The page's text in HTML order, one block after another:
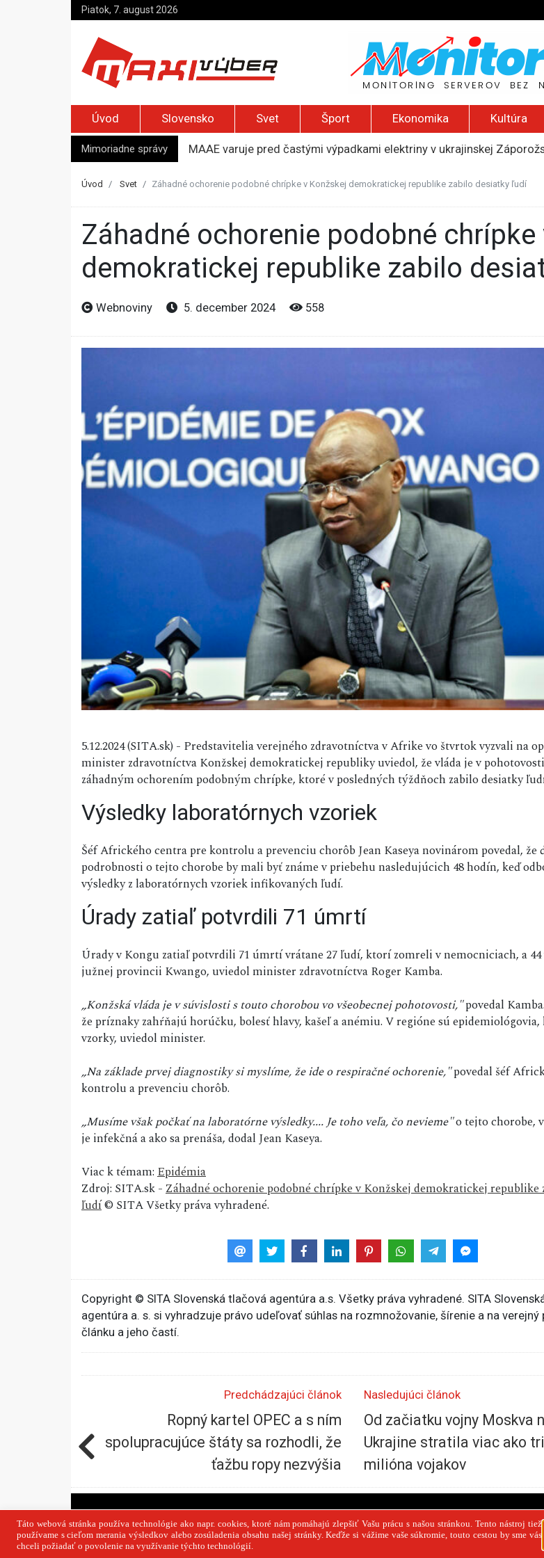
Piatok, 7. august 2026
Úvod Slovensko Svet Šport Ekonomika Kultúra
Mimoriadne správy
MAAE varuje pred častými výpadkami elektriny v ukrajinskej
Jemenskí Húsíovia spustili raketové a dronové útoky, zabili najmenej
Úvod Svet Záhadné ochorenie podobné chrípke v Konžskej demokratickej republike zabilo desiatky ľudí
Záhadné ochorenie podobné chrípke v Konžskej
demokratickej republike zabilo
Webnoviny 5. december 2024 558
5.12.2024 (SITA.sk) - Predstavitelia verejného zdravotníctva v Afrike vo štvrtok vyzvali na
minister zdravotníctva Konžskej demokratickej republiky uviedol, že vláda je v
záhadným ochorením podobným chrípke, ktoré v posledných týždňoch zabilo desiatky
Výsledky laboratórnych vzoriek
Šéf Afrického centra pre kontrolu a prevenciu chorôb Jean Kaseya novinárom povedal, že
podrobnosti o tejto chorobe by mali byť známe v priebehu nasledujúcich 48 hodín, keď
výsledky z laboratórnych vzoriek infikovaných ľudí.
Úrady zatiaľ potvrdili 71 úmrtí
Úrady v Kongu zatiaľ potvrdili 71 úmrtí vrátane 27 ľudí, ktorí zomreli v nemocniciach, a
južnej provincii Kwango, uviedol minister zdravotníctva Roger Kamba.
„Konžská vláda je v súvislosti s touto chorobou vo všeobecnej pohotovosti,"povedal
že príznaky zahŕňajú horúčku, bolesť hlavy, kašeľ a anémiu. V regióne sú
vzorky, uviedol minister.
„Na základe prvej diagnostiky si myslíme, že ide o respiračné ochorenie,"povedal šéf
kontrolu a prevenciu chorôb.
„Musíme však počkať na laboratórne výsledky.... Je toho veľa, čo nevieme"o tejto chorobe,
je infekčná a ako sa prenáša, dodal Jean Kaseya.
Viac k témam:Epidémia
Zdroj: SITA.sk -Záhadné ochorenie podobné chrípke v Konžskej demokratickej republike
ľudí© SITA Všetky práva vyhradené.
Copyright © SITA Slovenská tlačová agentúra a.s. Všetky práva vyhradené. SITA
agentúra a. s. si vyhradzuje právo udeľovať súhlas na rozmnožovanie, šírenie a na
článku a jeho častí.
Predchádzajúci článok
Ropný kartel OPEC a s ním
spolupracujúce štáty sa rozhodli, že
ťažbu ropy nezvýšia
Nasledujúci článok
Od začiatku vojny Moskva
Ukrajine stratila viac ako
milióna vojakov
PR článok Reklama Spolupráca